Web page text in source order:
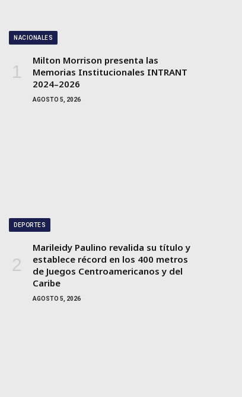
NACIONALES
Milton Morrison presenta las
Memorias Institucionales INTRANT
2024–2026
AGOSTO 5, 2026
DEPORTES
Marileidy Paulino revalida su título y
establece récord en los 400 metros
de Juegos Centroamericanos y del
Caribe
AGOSTO 5, 2026